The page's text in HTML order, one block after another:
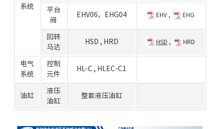
系统
平台
阀
EHV06 ， EHG04 EHV EHG
回转
马达
HSD , HRD HSD HRD
电气
系统
控制
元件
HL-C , HLEC-C1
油缸
液压
油缸
整套液压油缸